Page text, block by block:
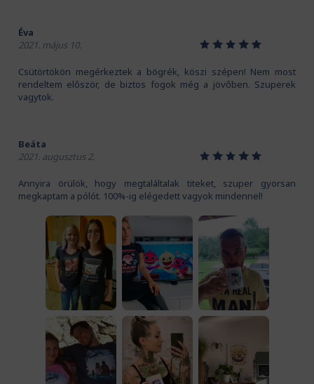
Éva
2021. május 10.
12345
Csütörtökön megérkeztek a bögrék, köszi szépen! Nem most
rendeltem először, de biztos fogok még a jövőben. Szuperek
vagytok.
Beáta
2021. augusztus 2.
12345
Annyira örülök, hogy megtaláltalak titeket, szuper gyorsan
megkaptam a pólót. 100%-ig elégedett vagyok mindennel!